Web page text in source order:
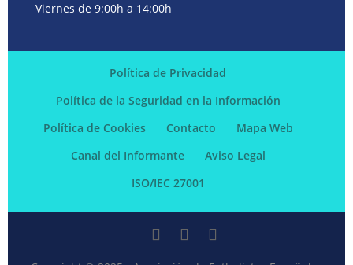
Viernes de 9:00h a 14:00h
Política de Privacidad
Política de la Seguridad en la Información
Política de Cookies
Contacto
Mapa Web
Canal del Informante
Aviso Legal
ISO/IEC 27001